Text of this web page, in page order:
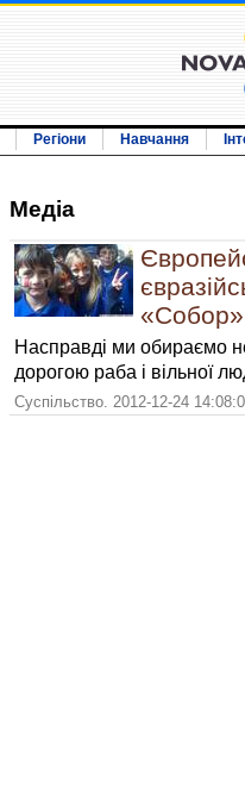
Регіони Навчання
Медiа
«Собор»
Насправді ми обираємо
дорогою раба і вільної
Суспільство. 2012-12-24